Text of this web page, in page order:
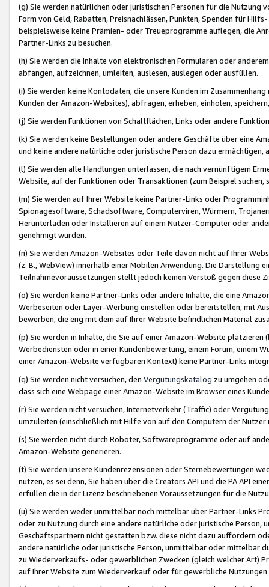
(g) Sie werden natürlichen oder juristischen Personen für die Nutzung
Form von Geld, Rabatten, Preisnachlässen, Punkten, Spenden für
beispielsweise keine Prämien- oder Treueprogramme auflegen, die
Partner-Links zu besuchen.
(h) Sie werden die Inhalte von elektronischen Formularen oder
abfangen, aufzeichnen, umleiten, auslesen, auslegen oder ausfüllen.
(i) Sie werden keine Kontodaten, die unsere Kunden im
Kunden der Amazon-Websites), abfragen, erheben, einholen,
(j) Sie werden Funktionen von Schaltflächen, Links oder andere
(k) Sie werden keine Bestellungen oder andere Geschäfte über eine
und keine andere natürliche oder juristische Person dazu
(l) Sie werden alle Handlungen unterlassen, die nach vernünftigem
Website, auf der Funktionen oder Transaktionen (zum Beispiel
(m) Sie werden auf Ihrer Website keine Partner-Links oder
Spionagesoftware, Schadsoftware, Computerviren, Würmern,
Herunterladen oder Installieren auf einem Nutzer-Computer oder
genehmigt wurden.
(n) Sie werden Amazon-Websites oder Teile davon nicht auf Ihrer
(z. B., WebView) innerhalb einer Mobilen Anwendung. Die Darstellung
Teilnahmevoraussetzungen stellt jedoch keinen Verstoß gegen diese
(o) Sie werden keine Partner-Links oder andere Inhalte, die eine
Werbeseiten oder Layer-Werbung einstellen oder bereitstellen, mit
bewerben, die eng mit dem auf Ihrer Website befindlichen Material
(p) Sie werden in Inhalte, die Sie auf einer Amazon-Website
Werbediensten oder in einer Kundenbewertung, einem Forum, einem
einer Amazon-Website verfügbaren Kontext) keine Partner-Links
(q) Sie werden nicht versuchen, den Vergütungskatalog zu umgehen
dass sich eine Webpage einer Amazon-Website im Browser eines
(r) Sie werden nicht versuchen, Internetverkehr (Traffic) oder
umzuleiten (einschließlich mit Hilfe von auf den Computern der
(s) Sie werden nicht durch Roboter, Softwareprogramme oder auf
Amazon-Website generieren.
(t) Sie werden unsere Kundenrezensionen oder Sternebewertungen
nutzen, es sei denn, Sie haben über die Creators API und die PA API
erfüllen die in der Lizenz beschriebenen Voraussetzungen für die
(u) Sie werden weder unmittelbar noch mittelbar über Partner-Links
oder zu Nutzung durch eine andere natürliche oder juristische
Geschäftspartnern nicht gestatten bzw. diese nicht dazu auffordern
andere natürliche oder juristische Person, unmittelbar oder mittelbar
zu Wiederverkaufs- oder gewerblichen Zwecken (gleich welcher Art)
auf Ihrer Website zum Wiederverkauf oder für gewerbliche